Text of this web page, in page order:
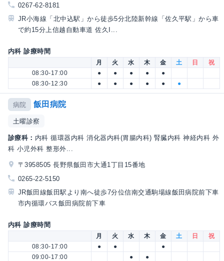
0267-62-8181
JR小海線「北中込駅」から徒歩5分北陸新幹線「佐久平駅」から車
で約15分上信越自動車道 佐久I...
内科 診療時間
月 火 水 木 金 土 日
祝
08:30-17:00
● ● ● ●
●
08:30-12:30
● ● ● ● ● ●
病院 飯田病院
土曜診察
診療科： 内科 循環器内科 消化器内科(胃腸内科) 腎臓内科 神経内科 外
科 小児外科 整形外...
〒3958505 長野県飯田市大通1丁目15番地
0265-22-5150
JR飯田線飯田駅より南へ徒歩7分位信南交通駒場線飯田病院前下車
市内循環バス飯田病院前下車
内科 診療時間
月 火 水 木 金 土 日
祝
08:30-17:00
● ●
●
09:00-17:00
●
●